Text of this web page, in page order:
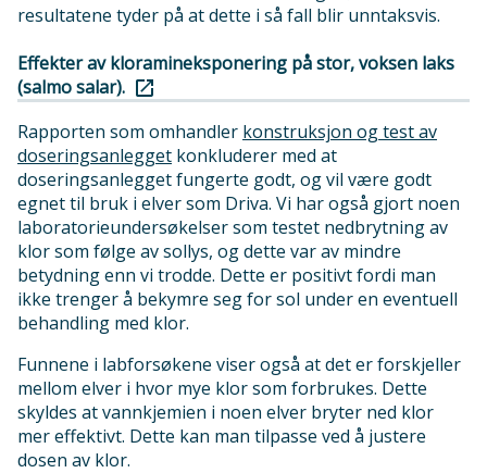
resultatene tyder på at dette i så fall blir unntaksvis.
Effekter av kloramineksponering på stor, voksen laks
(salmo salar).
Rapporten som omhandler konstruksjon og test av
doseringsanlegget konkluderer med at
doseringsanlegget fungerte godt, og vil være godt
egnet til bruk i elver som Driva. Vi har også gjort noen
laboratorieundersøkelser som testet nedbrytning av
klor som følge av sollys, og dette var av mindre
betydning enn vi trodde. Dette er positivt fordi man
ikke trenger å bekymre seg for sol under en eventuell
behandling med klor.
Funnene i labforsøkene viser også at det er forskjeller
mellom elver i hvor mye klor som forbrukes. Dette
skyldes at vannkjemien i noen elver bryter ned klor
mer effektivt. Dette kan man tilpasse ved å justere
dosen av klor.